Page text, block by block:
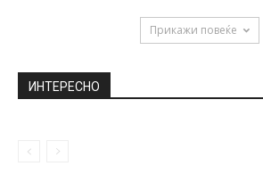
Прикажи повеќе
ИНТЕРЕСНО